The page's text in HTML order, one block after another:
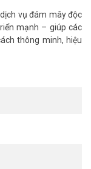
vụ đám mây độc
mạnh – giúp các
thông minh, hiệu